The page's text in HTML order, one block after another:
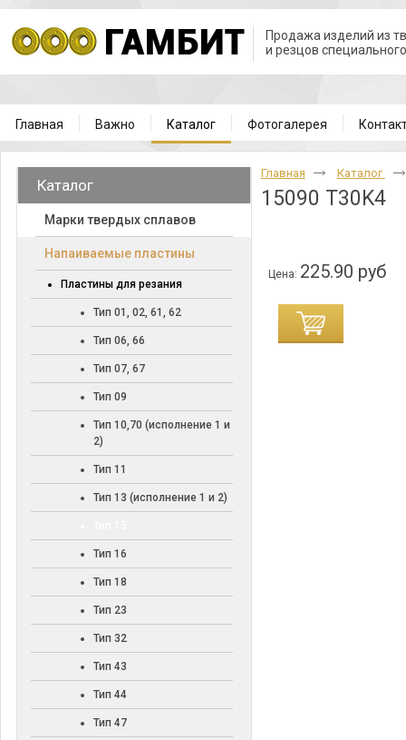
Продажа изделий из
и резцов
Главная Важно Каталог Фотогалерея
Каталог
Марки твердых сплавов
Напаиваемые пластины
Пластины для резания
Тип 01, 02, 61, 62
Тип 06, 66
Тип 07, 67
Тип 09
Тип 10,70 (исполнение 1 и
2)
Тип 11
Тип 13 (исполнение 1 и 2)
Тип 16
Тип 18
Тип 23
Тип 32
Тип 43
Тип 44
Тип 47
Главная Каталог
15090 T30K4
Цена: 225.90 руб